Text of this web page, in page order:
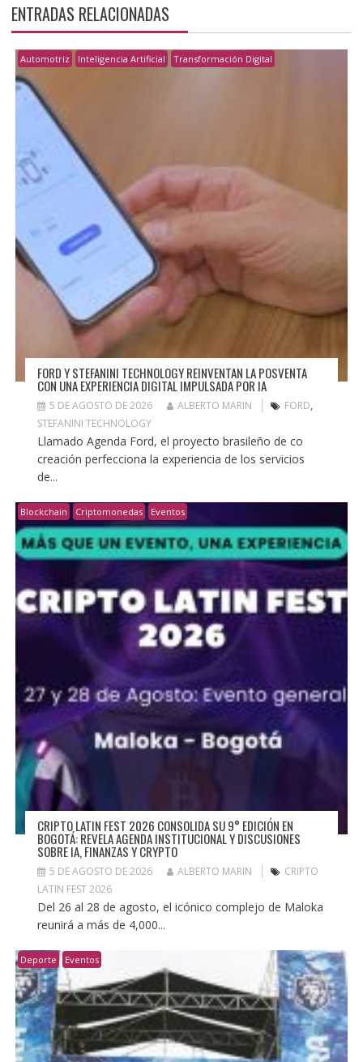
ENTRADAS RELACIONADAS
Automotriz Inteligencia Artificial Transformación Digital
FORD Y STEFANINI TECHNOLOGY REINVENTAN LA POSVENTA
CON UNA EXPERIENCIA DIGITAL IMPULSADA POR IA
5 DE AGOSTO DE 2026 ALBERTO MARIN FORD,
STEFANINI TECHNOLOGY
Llamado Agenda Ford, el proyecto brasileño de co
creación perfecciona la experiencia de los servicios
de...
Blockchain Criptomonedas Eventos
CRIPTO LATIN FEST 2026 CONSOLIDA SU 9° EDICIÓN EN
BOGOTÁ: REVELA AGENDA INSTITUCIONAL Y DISCUSIONES
SOBRE IA, FINANZAS Y CRYPTO
5 DE AGOSTO DE 2026 ALBERTO MARIN
CRIPTO
LATIN FEST 2026
Del 26 al 28 de agosto, el icónico complejo de Maloka
reunirá a más de 4,000...
Deporte Eventos